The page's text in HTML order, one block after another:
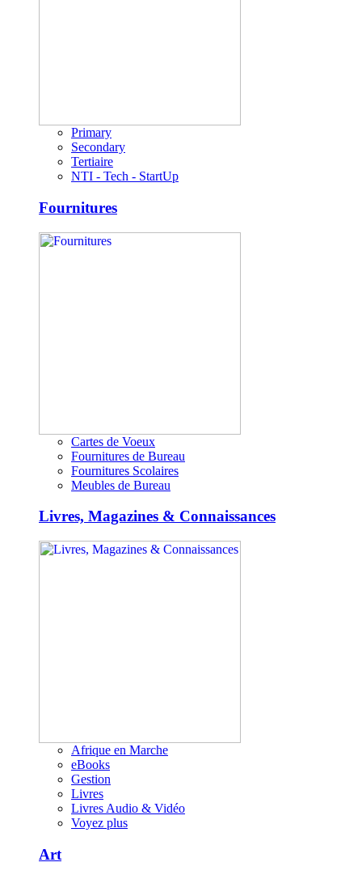
Primary
Secondary
Tertiaire
NTI - Tech - StartUp
Fournitures
Cartes de Voeux
Fournitures de Bureau
Fournitures Scolaires
Meubles de Bureau
Livres, Magazines & Connaissances
Afrique en Marche
eBooks
Gestion
Livres
Livres Audio & Vidéo
Voyez plus
Art